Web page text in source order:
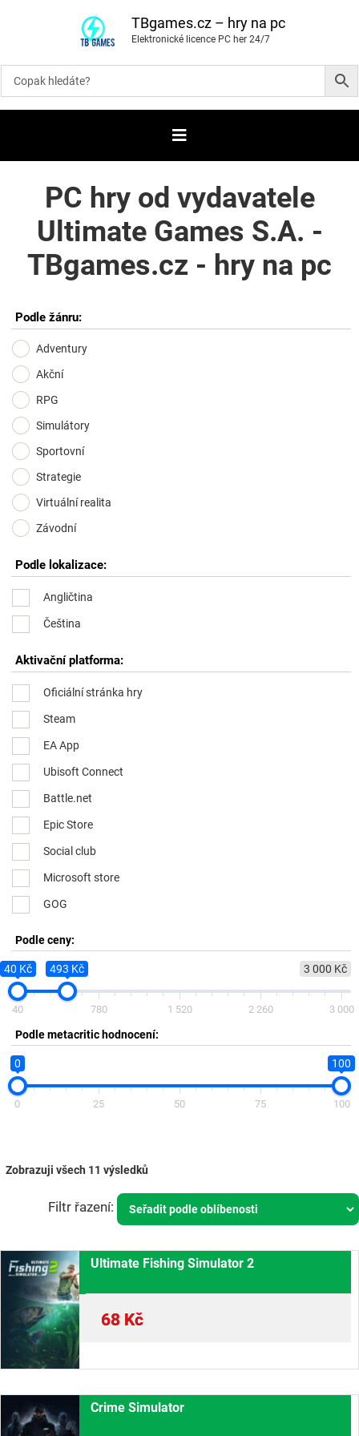
o
i
t
b
TBgames.cz – hry na pc
Elektronické licence PC her 24/7
PC hry od vydavatele
Ultimate Games S.A. -
TBgames.cz - hry na pc
Podle žánru:
Adventury
Akční
RPG
Simulátory
Sportovní
Strategie
Virtuální realita
Závodní
Podle lokalizace:
Angličtina
Čeština
Aktivační platforma:
Oficiální stránka hry
Steam
EA App
Ubisoft Connect
Battle.net
Epic Store
Social club
Microsoft store
GOG
Podle ceny:
3 000 Kč
40 Kč 493 Kč
40 780 1 520 2 260 3 000
Podle metacritic hodnocení:
0 100
0 25 50 75 100
Zobrazuji všech 11 výsledků
Ultimate Fishing Simulator 2
68 Kč
Crime Simulator